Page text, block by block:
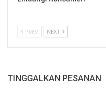
PREV NEXT
TINGGALKAN PESANAN